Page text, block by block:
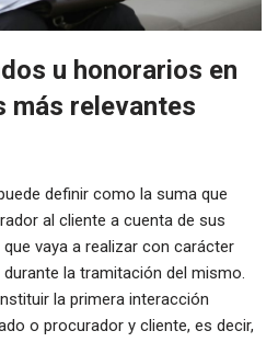
u honorarios en
más relevantes
definir como la suma que
al cliente a cuenta de sus
vaya a realizar con carácter
la tramitación del mismo.
la primera interacción
o procurador y cliente, es decir,